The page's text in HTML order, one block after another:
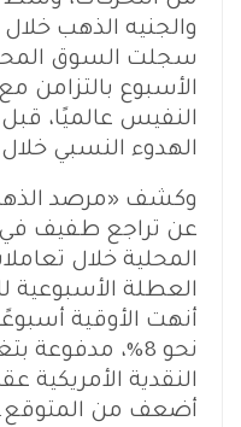
والجنيه الذهب خلال
سجلت السوق
الأسبوع بالتزامن
النفيس عالميًا،
الهدوء النسبي
وكشف «مرصد
عن تراجع طفيف
المحلية خلال
العطلة الأسبوعية
أنهت الأوقية
نحو 8%،
النقدية الأمريكية
أضعف من المتوقع.